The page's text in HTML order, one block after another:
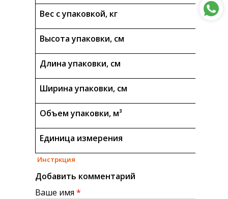
Вес с упаковкой, кг
Высота упаковки, см
Длина упаковки, см
Ширина упаковки, см
Объем упаковки, м³
Единица измерения
Инстркция
Добавить комментарий
Ваше имя *